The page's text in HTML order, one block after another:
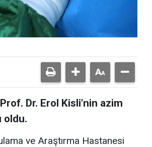
Dr. Erol Kisli'nin azim
oldu.
ve Araştırma Hastanesi